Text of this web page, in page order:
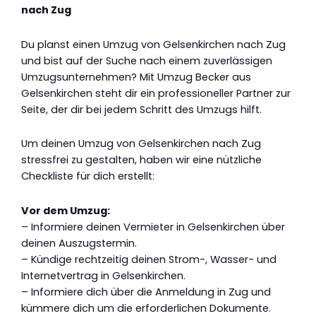
nach Zug
Du planst einen Umzug von Gelsenkirchen nach Zug
und bist auf der Suche nach einem zuverlässigen
Umzugsunternehmen? Mit Umzug Becker aus
Gelsenkirchen steht dir ein professioneller Partner zur
Seite, der dir bei jedem Schritt des Umzugs hilft.
Um deinen Umzug von Gelsenkirchen nach Zug
stressfrei zu gestalten, haben wir eine nützliche
Checkliste für dich erstellt:
Vor dem Umzug:
– Informiere deinen Vermieter in Gelsenkirchen über
deinen Auszugstermin.
– Kündige rechtzeitig deinen Strom-, Wasser- und
Internetvertrag in Gelsenkirchen.
– Informiere dich über die Anmeldung in Zug und
kümmere dich um die erforderlichen Dokumente.